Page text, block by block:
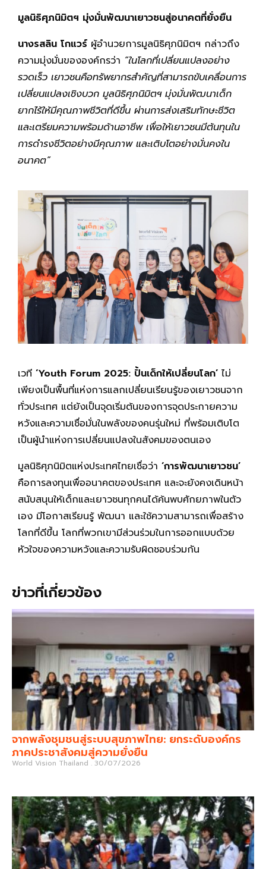
มูลนิธิศุภนิมิตฯ มุ่งมั่นพัฒนาเยาวชนสู่อนาคตที่ยั่งยืน
นางรสลิน โกแวร์ ผู้อำนวยการมูลนิธิศุภนิมิตฯ กล่าวถึง
ความมุ่งมั่นขององค์กรว่า “ในโลกที่เปลี่ยนแปลงอย่าง
รวดเร็ว เยาวชนคือทรัพยากรสำคัญที่สามารถขับเคลื่อนการ
เปลี่ยนแปลงเชิงบวก มูลนิธิศุภนิมิตฯ มุ่งมั่นพัฒนาเด็ก
ยากไร้ให้มีคุณภาพชีวิตที่ดีขึ้น ผ่านการส่งเสริมทักษะชีวิต
และเตรียมความพร้อมด้านอาชีพ เพื่อให้เยาวชนมีต้นทุนใน
การดำรงชีวิตอย่างมีคุณภาพ และเติบโตอย่างมั่นคงใน
อนาคต”
เวที ‘Youth Forum 2025: ปั้นเด็กให้เปลี่ยนโลก’ ไม่
เพียงเป็นพื้นที่แห่งการแลกเปลี่ยนเรียนรู้ของเยาวชนจาก
ทั่วประเทศ แต่ยังเป็นจุดเริ่มต้นของการจุดประกายความ
หวังและความเชื่อมั่นในพลังของคนรุ่นใหม่ ที่พร้อมเติบโต
เป็นผู้นำแห่งการเปลี่ยนแปลงในสังคมของตนเอง
มูลนิธิศุภนิมิตแห่งประเทศไทยเชื่อว่า ‘การพัฒนาเยาวชน’
คือการลงทุนเพื่ออนาคตของประเทศ และจะยังคงเดินหน้า
สนับสนุนให้เด็กและเยาวชนทุกคนได้ค้นพบศักยภาพในตัว
เอง มีโอกาสเรียนรู้ พัฒนา และใช้ความสามารถเพื่อสร้าง
โลกที่ดีขึ้น โลกที่พวกเขามีส่วนร่วมในการออกแบบด้วย
หัวใจของความหวังและความรับผิดชอบร่วมกัน
ข่าวที่เกี่ยวข้อง
จากพลังชุมชนสู่ระบบสุขภาพไทย: ยกระดับองค์กร
ภาคประชาสังคมสู่ความยั่งยืน
World Vision Thailand 30/07/2026